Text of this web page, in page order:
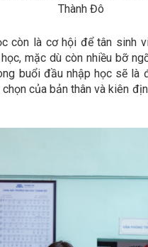
Thành Đô
còn là cơ hội để tân sinh
mặc dù còn nhiều bỡ
buổi đầu nhập học sẽ là
của bản thân và kiên